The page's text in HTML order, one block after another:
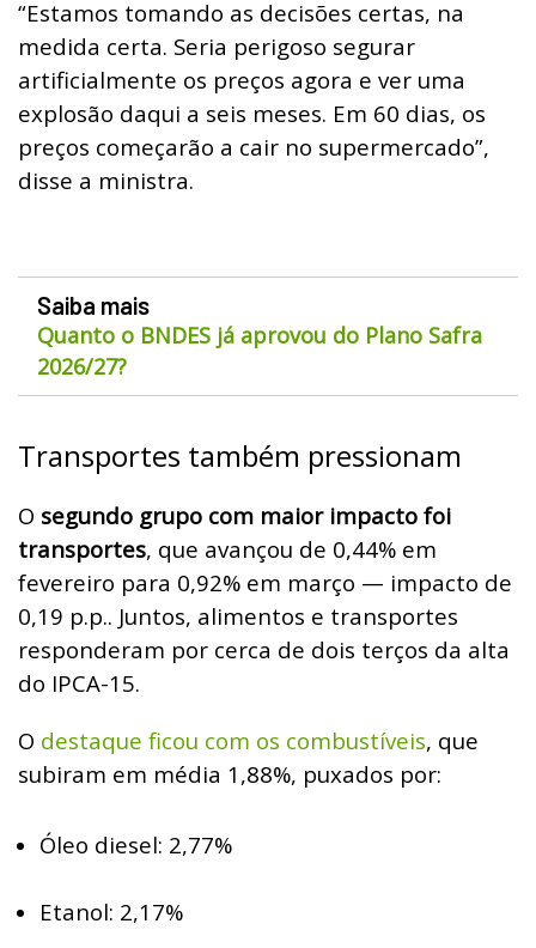
“Estamos tomando as decisões certas, na
medida certa. Seria perigoso segurar
artificialmente os preços agora e ver uma
explosão daqui a seis meses. Em 60 dias, os
preços começarão a cair no supermercado”,
disse a ministra.
Saiba mais
Quanto o BNDES já aprovou do Plano Safra
2026/27?
Transportes também pressionam
O segundo grupo com maior impacto foi
transportes, que avançou de 0,44% em
fevereiro para 0,92% em março — impacto de
0,19 p.p.. Juntos, alimentos e transportes
responderam por cerca de dois terços da alta
do IPCA-15.
O destaque ficou com os combustíveis, que
subiram em média 1,88%, puxados por:
Óleo diesel: 2,77%
Etanol: 2,17%